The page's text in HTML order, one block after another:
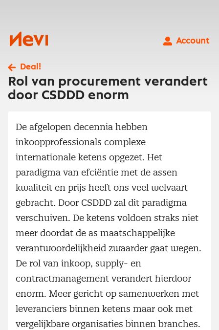
Nevi
Account
Deal!
Rol van procurement verandert
door CSDDD enorm
De afgelopen decennia hebben
inkoopprofessionals complexe
internationale ketens opgezet. Het
paradigma van efciëntie met de assen
kwaliteit en prijs heeft ons veel welvaart
gebracht. Door CSDDD zal dit paradigma
verschuiven. De ketens voldoen straks niet
meer doordat de as maatschappelijke
verantwoordelijkheid zwaarder gaat wegen.
De rol van inkoop, supply- en
contractmanagement verandert hierdoor
enorm. Meer gericht op samenwerken met
leveranciers binnen ketens maar ook met
vergelijkbare organisaties binnen branches.